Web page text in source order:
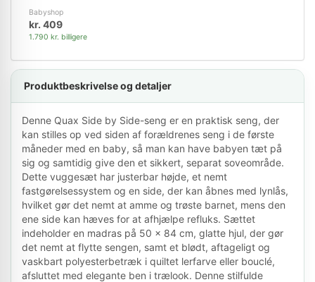
Babyshop
kr. 409
1.790 kr. billigere
Produktbeskrivelse og detaljer
Denne Quax Side by Side-seng er en praktisk seng, der
kan stilles op ved siden af forældrenes seng i de første
måneder med en baby, så man kan have babyen tæt på
sig og samtidig give den et sikkert, separat soveområde.
Dette vuggesæt har justerbar højde, et nemt
fastgørelsessystem og en side, der kan åbnes med lynlås,
hvilket gør det nemt at amme og trøste barnet, mens den
ene side kan hæves for at afhjælpe refluks. Sættet
indeholder en madras på 50 x 84 cm, glatte hjul, der gør
det nemt at flytte sengen, samt et blødt, aftageligt og
vaskbart polyesterbetræk i quiltet lerfarve eller bouclé,
afsluttet med elegante ben i trælook. Denne stilfulde